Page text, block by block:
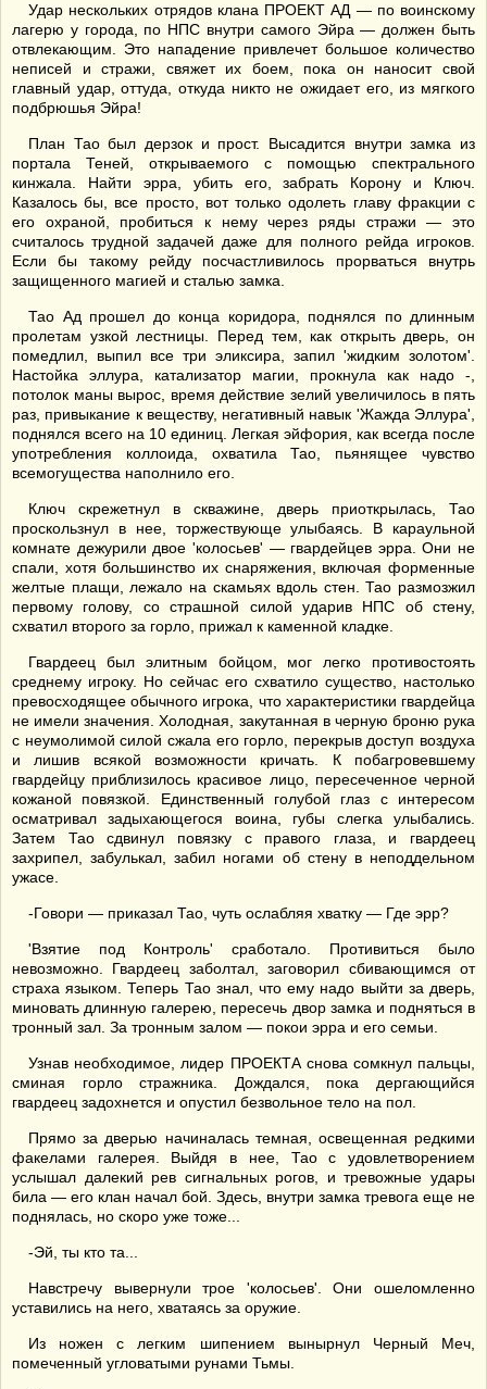
Удар нескольких отрядов клана ПРОЕКТ АД — по воинскому
лагерю у города, по НПС внутри самого Эйра — должен быть
отвлекающим. Это нападение привлечет большое количество
неписей и стражи, свяжет их боем, пока он наносит свой
главный удар, оттуда, откуда никто не ожидает его, из мягкого
подбрюшья Эйра!
План Тао был дерзок и прост. Высадится внутри замка из
портала Теней, открываемого с помощью спектрального
кинжала. Найти эрра, убить его, забрать Корону и Ключ.
Казалось бы, все просто, вот только одолеть главу фракции с
его охраной, пробиться к нему через ряды стражи — это
считалось трудной задачей даже для полного рейда игроков.
Если бы такому рейду посчастливилось прорваться внутрь
защищенного магией и сталью замка.
Тао Ад прошел до конца коридора, поднялся по длинным
пролетам узкой лестницы. Перед тем, как открыть дверь, он
помедлил, выпил все три эликсира, запил 'жидким золотом'.
Настойка эллура, катализатор магии, прокнула как надо -,
потолок маны вырос, время действие зелий увеличилось в пять
раз, привыкание к веществу, негативный навык 'Жажда Эллура',
поднялся всего на 10 единиц. Легкая эйфория, как всегда после
употребления коллоида, охватила Тао, пьянящее чувство
всемогущества наполнило его.
Ключ скрежетнул в скважине, дверь приоткрылась, Тао
проскользнул в нее, торжествующе улыбаясь. В караульной
комнате дежурили двое 'колосьев' — гвардейцев эрра. Они не
спали, хотя большинство их снаряжения, включая форменные
желтые плащи, лежало на скамьях вдоль стен. Тао размозжил
первому голову, со страшной силой ударив НПС об стену,
схватил второго за горло, прижал к каменной кладке.
Гвардеец был элитным бойцом, мог легко противостоять
среднему игроку. Но сейчас его схватило существо, настолько
превосходящее обычного игрока, что характеристики гвардейца
не имели значения. Холодная, закутанная в черную броню рука
с неумолимой силой сжала его горло, перекрыв доступ воздуха
и лишив всякой возможности кричать. К побагровевшему
гвардейцу приблизилось красивое лицо, пересеченное черной
кожаной повязкой. Единственный голубой глаз с интересом
осматривал задыхающегося воина, губы слегка улыбались.
Затем Тао сдвинул повязку с правого глаза, и гвардеец
захрипел, забулькал, забил ногами об стену в неподдельном
ужасе.
-Говори — приказал Тао, чуть ослабляя хватку — Где эрр?
'Взятие под Контроль' сработало. Противиться было
невозможно. Гвардеец заболтал, заговорил сбивающимся от
страха языком. Теперь Тао знал, что ему надо выйти за дверь,
миновать длинную галерею, пересечь двор замка и подняться в
тронный зал. За тронным залом — покои эрра и его семьи.
Узнав необходимое, лидер ПРОЕКТА снова сомкнул пальцы,
сминая горло стражника. Дождался, пока дергающийся
гвардеец задохнется и опустил безвольное тело на пол.
Прямо за дверью начиналась темная, освещенная редкими
факелами галерея. Выйдя в нее, Тао с удовлетворением
услышал далекий рев сигнальных рогов, и тревожные удары
била — его клан начал бой. Здесь, внутри замка тревога еще не
поднялась, но скоро уже тоже...
-Эй, ты кто та...
Навстречу вывернули трое 'колосьев'. Они ошеломленно
уставились на него, хватаясь за оружие.
Из ножен с легким шипением вынырнул Черный Меч,
помеченный угловатыми рунами Тьмы.